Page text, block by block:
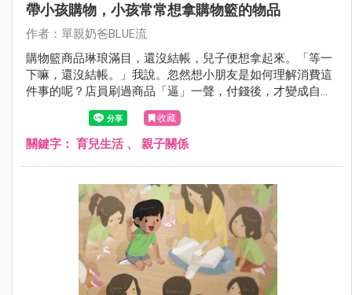
帶小孩購物，小孩常常想拿購物籃的物品
作者：單親奶爸BLUE流
購物籃商品琳琅滿目，還沒結帳，兒子便想拿起來。「等一
下嘛，還沒結帳。」我說。忽然想小朋友是如何理解消費這
件事的呢？店員刷過商品「逼」一聲，付錢後，才變成自己
的物品，這過程其實是種儀式性的交換。還是其實小朋友根
本不用煩惱錢？例如布丁就是要拿來吃的。只聞他在旁嚷嚷
「把拔布丁⋯⋯」
收藏
關鍵字： 育兒生活、 親子關係